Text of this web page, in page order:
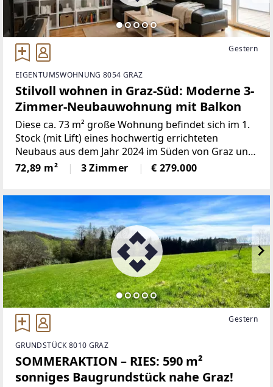
Gestern
EIGENTUMSWOHNUNG 8054 GRAZ
Stilvoll wohnen in Graz-Süd: Moderne 3-
Zimmer-Neubauwohnung mit Balkon
Diese ca. 73 m² große Wohnung befindet sich im 1.
Stock (mit Lift) eines hochwertig errichteten
Neubaus aus dem Jahr 2024 im Süden von Graz und
überzeugt durch moderne Ausstattung und eine
besonders durchdachte
72,89 m² 3 Zimmer € 279.000
Gestern
GRUNDSTÜCK 8010 GRAZ
SOMMERAKTION – RIES: 590 m²
sonniges Baugrundstück nahe Graz!